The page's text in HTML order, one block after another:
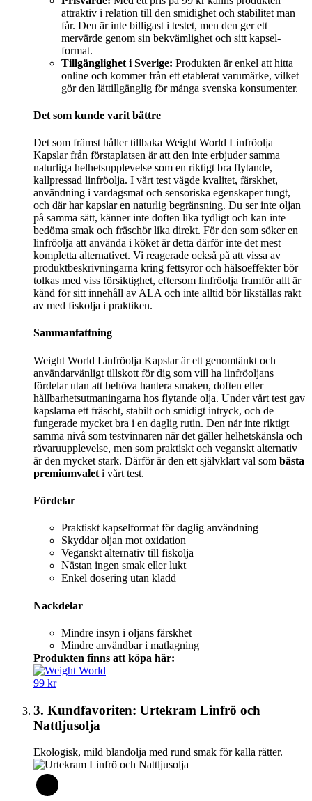
attraktiv i relation till den smidighet och stabilitet man
får. Den är inte billigast i testet, men den ger ett
mervärde genom sin bekvämlighet och sitt kapsel-
format.
Tillgänglighet i Sverige: Produkten är enkel att hitta
online och kommer från ett etablerat varumärke, vilket
gör den lättillgänglig för många svenska konsumenter.
Det som kunde varit bättre
Det som främst håller tillbaka Weight World Linfröolja
Kapslar från förstaplatsen är att den inte erbjuder samma
naturliga helhetsupplevelse som en riktigt bra flytande,
kallpressad linfröolja. I vårt test vägde kvalitet, färskhet,
användning i vardagsmat och sensoriska egenskaper tungt,
och där har kapslar en naturlig begränsning. Du ser inte oljan
på samma sätt, känner inte doften lika tydligt och kan inte
bedöma smak och fräschör lika direkt. För den som söker en
linfröolja att använda i köket är detta därför inte det mest
kompletta alternativet. Vi reagerade också på att vissa av
produktbeskrivningarna kring fettsyror och hälsoeffekter bör
tolkas med viss försiktighet, eftersom linfröolja framför allt är
känd för sitt innehåll av ALA och inte alltid bör likställas rakt
av med fiskolja i praktiken.
Sammanfattning
Weight World Linfröolja Kapslar är ett genomtänkt och
användarvänligt tillskott för dig som vill ha linfröoljans
fördelar utan att behöva hantera smaken, doften eller
hållbarhetsutmaningarna hos flytande olja. Under vårt test gav
kapslarna ett fräscht, stabilt och smidigt intryck, och de
fungerade mycket bra i en daglig rutin. Den når inte riktigt
samma nivå som testvinnaren när det gäller helhetskänsla och
råvaruupplevelse, men som praktiskt och veganskt alternativ
är den mycket stark. Därför är den ett självklart val som bästa
premiumvalet i vårt test.
Fördelar
Praktiskt kapselformat för daglig användning
Skyddar oljan mot oxidation
Veganskt alternativ till fiskolja
Nästan ingen smak eller lukt
Enkel dosering utan kladd
Nackdelar
Mindre insyn i oljans färskhet
Mindre användbar i matlagning
Produkten finns att köpa här:
99 kr
3. Kundfavoriten: Urtekram Linfrö och
Nattljusolja
Ekologisk, mild blandolja med rund smak för kalla rätter.